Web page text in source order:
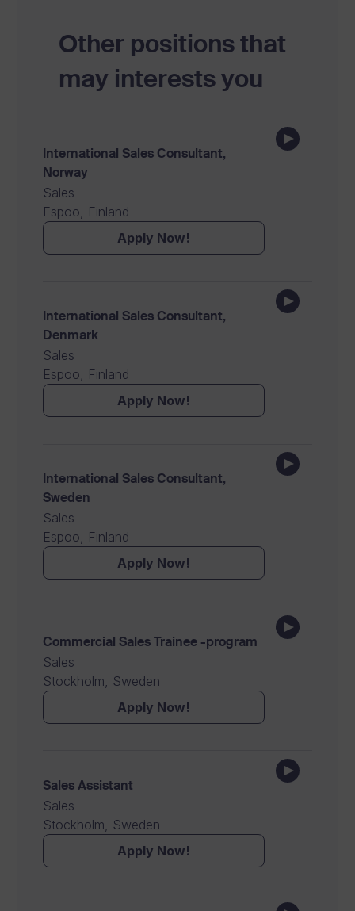
Other positions that
may interests you
International Sales Consultant,
Norway
Sales
Espoo, Finland
Apply Now!
International Sales Consultant,
Denmark
Sales
Espoo, Finland
Apply Now!
International Sales Consultant,
Sweden
Sales
Espoo, Finland
Apply Now!
Commercial Sales Trainee -program
Sales
Stockholm, Sweden
Apply Now!
Sales Assistant
Sales
Stockholm, Sweden
Apply Now!